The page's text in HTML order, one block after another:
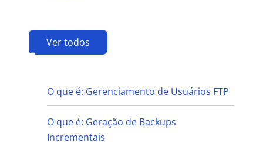
Ver todos
G
O que é: Gerenciamento de Usuários FTP
O que é: Geração de Backups
Incrementais